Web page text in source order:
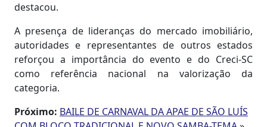
destacou.
A presença de lideranças do mercado imobiliário,
autoridades e representantes de outros estados
reforçou a importância do evento e do Creci-SC
como referência nacional na valorização da
categoria.
Próximo: BAILE DE CARNAVAL DA APAE DE SÃO LUÍS